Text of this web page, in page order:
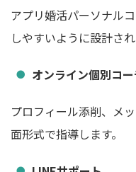
アプリ婚活パーソナル
しやすいように設計され
オンライン個別コ
プロフィール添削、メ
面形式で指導します。